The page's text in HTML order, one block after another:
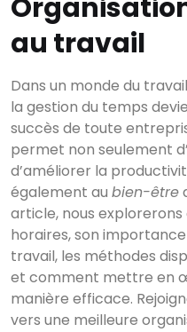
au travail
Dans un monde du
la gestion du temps
succès de toute
permet non seulement
d’améliorer la
également au bien-être
article, nous
horaires, son
travail, les méthodes
et comment mettre en
manière efficace.
vers une meilleure